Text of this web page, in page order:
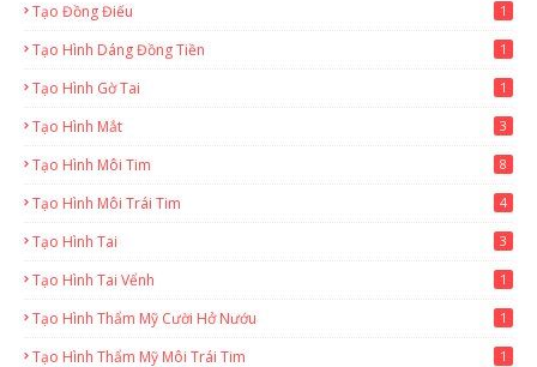
Tạo Đồng Điếu 1
Tạo Hình Dáng Đồng Tiền 1
Tạo Hình Gờ Tai 1
Tạo Hình Mắt 3
Tạo Hình Môi Tim 8
Tạo Hình Môi Trái Tim 4
Tạo Hình Tai 3
Tạo Hình Tai Vểnh 1
Tạo Hình Thẩm Mỹ Cười Hở Nướu 1
Tạo Hình Thẩm Mỹ Môi Trái Tim 1